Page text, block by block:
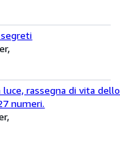
luce, rassegna di vita dello
numeri.